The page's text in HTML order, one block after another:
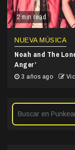
2 min read
NUEVA MÚSICA
Noah and The
Anger’
3 años ago